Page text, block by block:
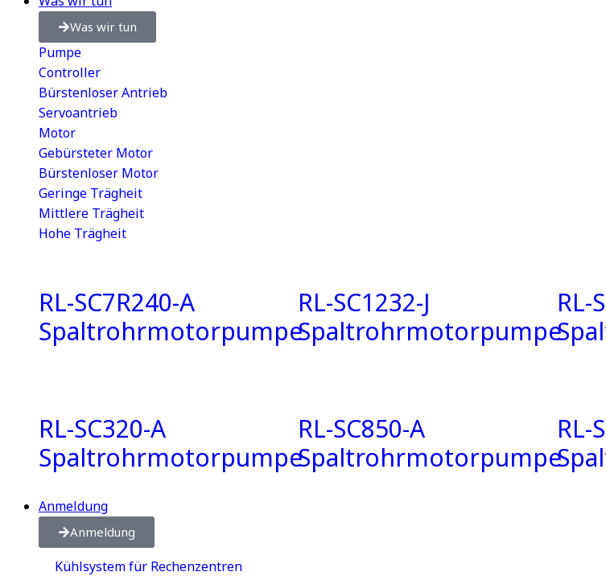
Was wir tun
Pumpe
Controller
Bürstenloser Antrieb
Servoantrieb
Motor
Gebürsteter Motor
Bürstenloser Motor
Geringe Trägheit
Mittlere Trägheit
Hohe Trägheit
RL-SC7R240-A
Spaltrohrmotorpumpe
RL-SC1232-J
Spaltrohrmotorpumpe
RL-
RL-SC320-A
Spaltrohrmotorpumpe
RL-SC850-A
Spaltrohrmotorpumpe
RL-
Anmeldung
Anmeldung
Kühlsystem für Rechenzentren